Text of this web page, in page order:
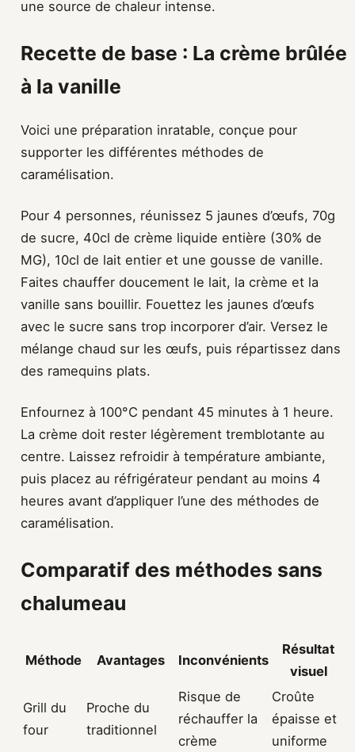
une source de chaleur intense.
Recette de base : La crème brûlée
à la vanille
Voici une préparation inratable, conçue pour
supporter les différentes méthodes de
caramélisation.
Pour 4 personnes, réunissez 5 jaunes d’œufs, 70g
de sucre, 40cl de crème liquide entière (30% de
MG), 10cl de lait entier et une gousse de vanille.
Faites chauffer doucement le lait, la crème et la
vanille sans bouillir. Fouettez les jaunes d’œufs
avec le sucre sans trop incorporer d’air. Versez le
mélange chaud sur les œufs, puis répartissez dans
des ramequins plats.
Enfournez à 100°C pendant 45 minutes à 1 heure.
La crème doit rester légèrement tremblotante au
centre. Laissez refroidir à température ambiante,
puis placez au réfrigérateur pendant au moins 4
heures avant d’appliquer l’une des méthodes de
caramélisation.
Comparatif des méthodes sans
chalumeau
Méthode Avantages Inconvénients
Résultat
visuel
Grill du
four
Proche du
traditionnel
Risque de
réchauffer la
crème
Croûte
épaisse et
uniforme